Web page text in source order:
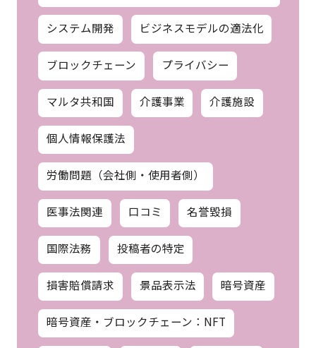
システム開発 ビジネスモデルの適法化
ブロックチェーン プライバシー
マルタ共和国 介護事業 介護施設
個人情報保護法
労働問題（会社側・使用者側）
医事法関連 口コミ 名誉毀損
国際法務 投稿者の特定
損害賠償請求 景品表示法 暗号資産
暗号資産・ブロックチェーン：NFT